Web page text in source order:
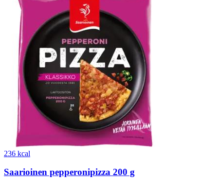
236 kcal
Saarioinen pepperonipizza 200 g